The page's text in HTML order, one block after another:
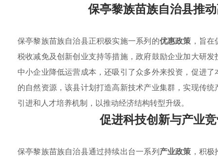
保亭黎族苗族自治县推
保亭黎族苗族自治县正积极实施一系列的优惠政策 ，旨
税收减免及创新创业支持等措施，政府鼓励企业加大研
中小企业降低运营成本，还吸引了众多外来投资，促进
的自然资源，该县计划打造高新技术产业集群，实现传
引进和人才培养机制，以推动经济结构转型升级。
促进科技创新与产业
保亭黎族苗族自治县通过持续出台一系列产业政策 ，积